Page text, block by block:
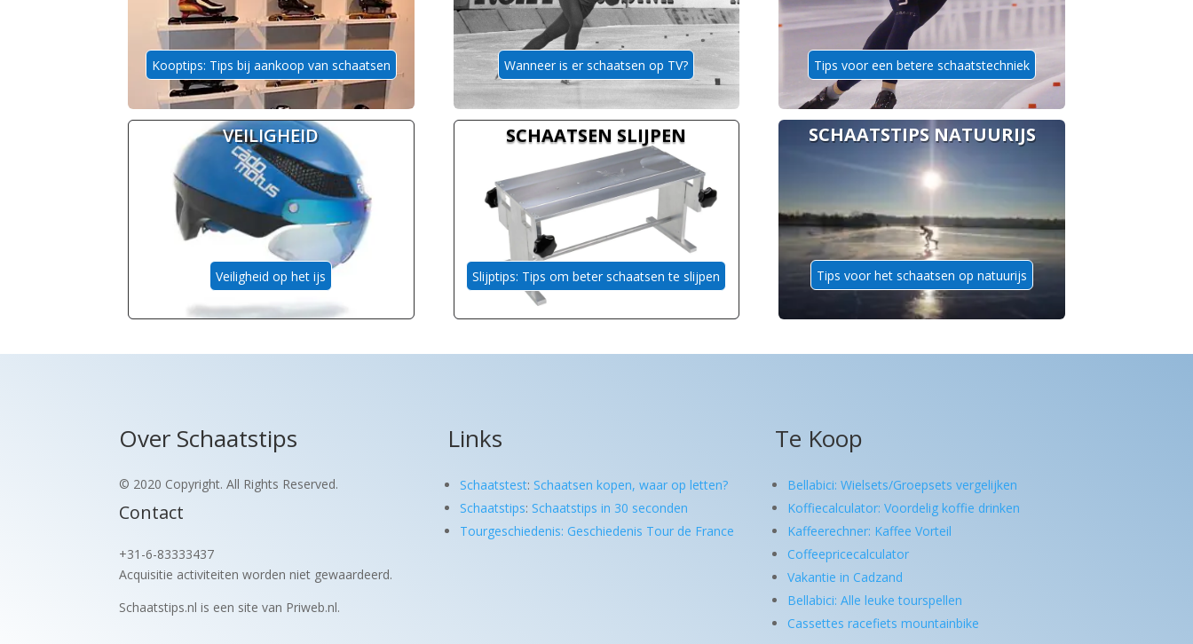
Kooptips: Tips bij aankoop van schaatsen
VEILIGHEID
Veiligheid op het ijs
Wanneer is er schaatsen op TV?
SCHAATSEN SLIJPEN
Slijptips: Tips om beter schaatsen te slijpen
Tips voor een betere schaatstechniek
SCHAATSTIPS NATUURIJS
Tips voor het schaatsen op natuurijs
Over Schaatstips
© 2020 Copyright. All Rights Reserved.
Contact
+31-6-83333437
Acquisitie activiteiten worden niet gewaardeerd.
Schaatstips.nl is een site van Priweb.nl.
Links
Schaatstest: Schaatsen kopen, waar op letten?
Schaatstips: Schaatstips in 30 seconden
Tourgeschiedenis: Geschiedenis Tour de France
Te Koop
Bellabici: Wielsets/Groepsets vergelijken
Koffiecalculator: Voordelig koffie drinken
Kaffeerechner: Kaffee Vorteil
Coffeepricecalculator
Vakantie in Cadzand
Bellabici: Alle leuke tourspellen
Cassettes racefiets mountainbike